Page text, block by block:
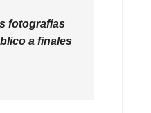
fotografías
a finales